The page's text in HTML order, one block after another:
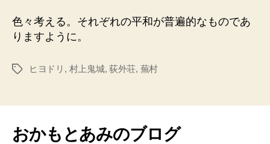
色々考える。それぞれの平和が普遍的なものであ
りますように。
タ
ヒヨドリ , 村上鬼城, 荻外荘, 蕪村
おかもとあみのブログ